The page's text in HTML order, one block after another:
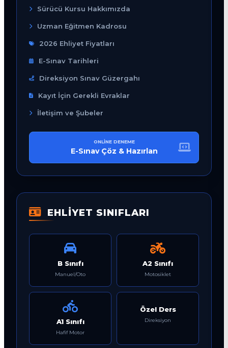
Sürücü Kursu Hakkımızda
Uzman Eğitmen Kadrosu
2026 Ehliyet Fiyatları
E-Sınav Tarihleri
Direksiyon Sınav Güzergahı
Kayıt İçin Gerekli Evraklar
İletişim ve Şubeler
ONLINE DENEME
E-Sınav Çöz & Hazırlan
EHLİYET SINIFLARI
B Sınıfı
Manuel/Oto
A2 Sınıfı
Motosiklet
A1 Sınıfı
Hafif Motor
Özel Ders
Direksiyon